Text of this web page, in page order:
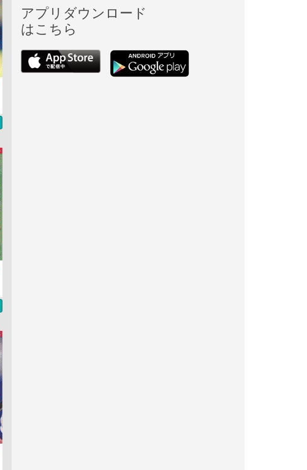
アプリダウンロード
はこちら